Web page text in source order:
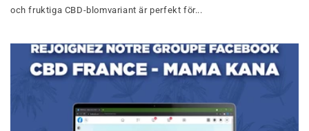
och fruktiga CBD-blomvariant är perfekt för...